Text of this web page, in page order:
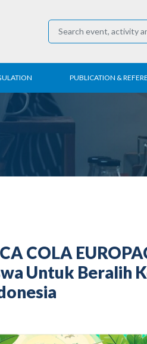
PUBLICATION &
COLA
Untuk Beralih